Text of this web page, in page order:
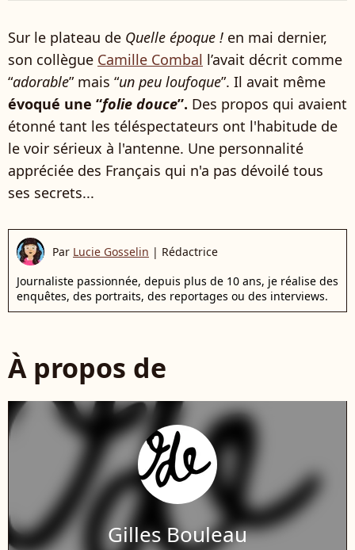
Sur le plateau de Quelle époque ! en mai dernier,
son collègue Camille Combal l’avait décrit comme
“adorable” mais “un peu loufoque”. Il avait même
évoqué une “folie douce”. Des propos qui avaient
étonné tant les téléspectateurs ont l'habitude de
le voir sérieux à l'antenne. Une personnalité
appréciée des Français qui n'a pas dévoilé tous
ses secrets...
Par Lucie Gosselin | Rédactrice
Journaliste passionnée, depuis plus de 10 ans, je réalise des
enquêtes, des portraits, des reportages ou des interviews.
À propos de
Gilles Bouleau